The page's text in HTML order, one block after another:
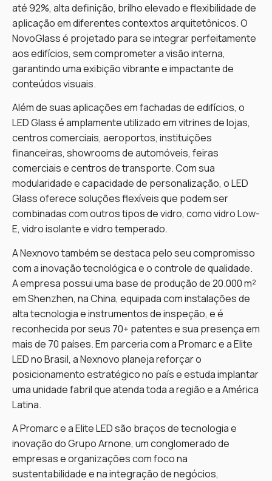
até 92%, alta definição, brilho elevado e flexibilidade de
aplicação em diferentes contextos arquitetônicos. O
NovoGlass é projetado para se integrar perfeitamente
aos edifícios, sem comprometer a visão interna,
garantindo uma exibição vibrante e impactante de
conteúdos visuais.
Além de suas aplicações em fachadas de edifícios, o
LED Glass é amplamente utilizado em vitrines de lojas,
centros comerciais, aeroportos, instituições
financeiras, showrooms de automóveis, feiras
comerciais e centros de transporte. Com sua
modularidade e capacidade de personalização, o LED
Glass oferece soluções flexíveis que podem ser
combinadas com outros tipos de vidro, como vidro Low-
E, vidro isolante e vidro temperado.
A Nexnovo também se destaca pelo seu compromisso
com a inovação tecnológica e o controle de qualidade.
A empresa possui uma base de produção de 20.000 m²
em Shenzhen, na China, equipada com instalações de
alta tecnologia e instrumentos de inspeção, e é
reconhecida por seus 70+ patentes e sua presença em
mais de 70 países. Em parceria com a Promarc e a Elite
LED no Brasil, a Nexnovo planeja reforçar o
posicionamento estratégico no país e estuda implantar
uma unidade fabril que atenda toda a região e a América
Latina.
A Promarc e a Elite LED são braços de tecnologia e
inovação do Grupo Arnone, um conglomerado de
empresas e organizações com foco na
sustentabilidade e na integração de negócios,